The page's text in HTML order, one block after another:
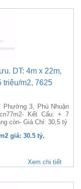
1 Quận Phú
Nhuận (Phường Cầu
Diện Tích CN 218M2-
150 Triệu/tháng- Giá
giá: 118.0 tỷ,
Phú Nhuận